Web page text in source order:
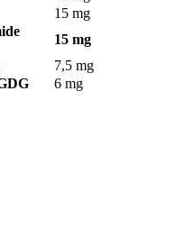
15 mg
15 mg
7,5 mg
6 mg